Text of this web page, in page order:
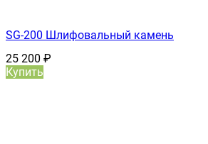
SG-200 Шлифовальный камень
25 200 ₽
Купить